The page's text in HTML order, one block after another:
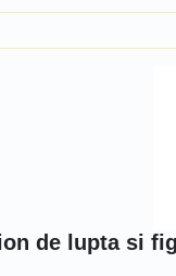
de lupta si